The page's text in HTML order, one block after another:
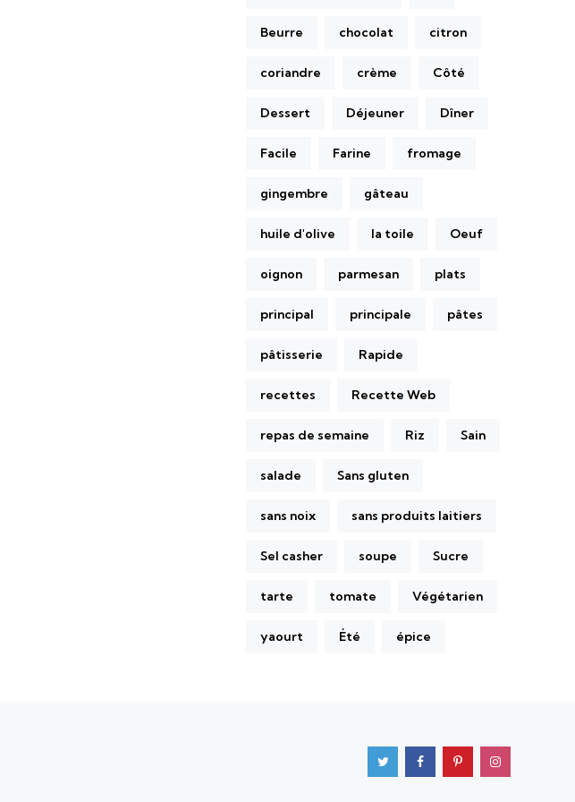
Beurre chocolat citron
coriandre crème Côté
Dessert Déjeuner Dîner
Facile Farine fromage
gingembre gâteau
huile d'olive la toile Oeuf
oignon parmesan plats
principal principale pâtes
pâtisserie Rapide
recettes Recette Web
repas de semaine Riz Sain
salade Sans gluten
sans noix sans produits laitiers
Sel casher soupe Sucre
tarte tomate Végétarien
yaourt Été épice